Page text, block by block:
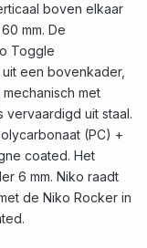
boven elkaar
mm. De
Toggle
een bovenkader,
met
uit staal.
(PC) +
coated. Het
6 mm. Niko raadt
de Niko Rocker in